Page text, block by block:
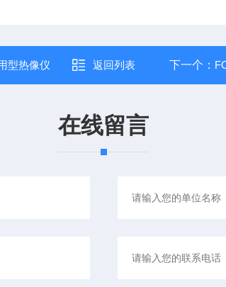
型热像仪 返回列表 下一个：
在线留言